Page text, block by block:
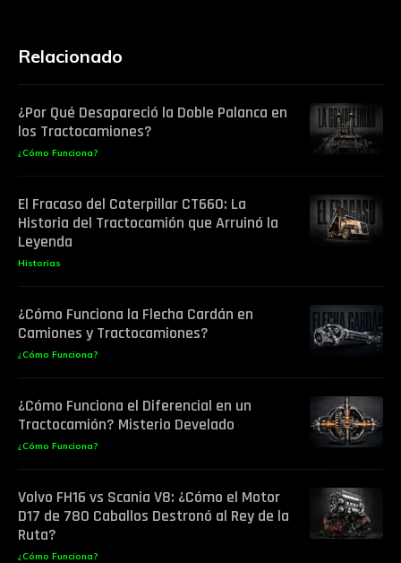
Relacionado
¿Por Qué Desapareció la Doble Palanca en
los Tractocamiones?
¿Cómo Funciona?
El Fracaso del Caterpillar CT660: La
Historia del Tractocamión que Arruinó la
Leyenda
Historias
¿Cómo Funciona la Flecha Cardán en
Camiones y Tractocamiones?
¿Cómo Funciona?
¿Cómo Funciona el Diferencial en un
Tractocamión? Misterio Develado
¿Cómo Funciona?
Volvo FH16 vs Scania V8: ¿Cómo el Motor
D17 de 780 Caballos Destronó al Rey de la
Ruta?
¿Cómo Funciona?